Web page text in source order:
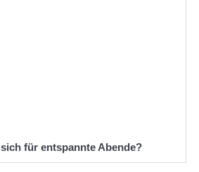
für entspannte Abende?